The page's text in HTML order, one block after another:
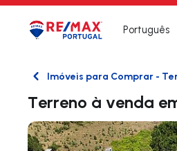
Logo Ir para página inicial
Português
VoltarImóveis para Comprar -
Terreno à venda